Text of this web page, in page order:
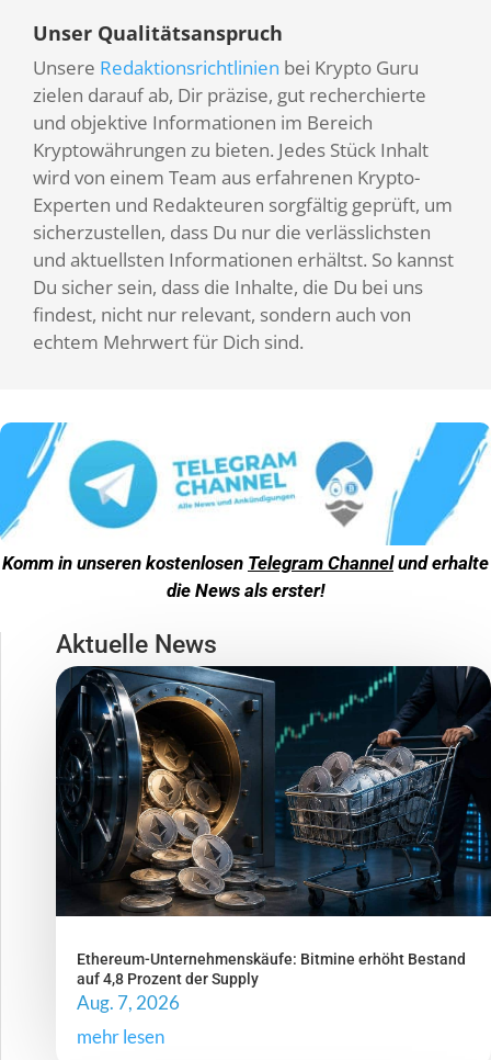
Unser Qualitätsanspruch
Unsere Redaktionsrichtlinien bei Krypto Guru
zielen darauf ab, Dir präzise, gut recherchierte
und objektive Informationen im Bereich
Kryptowährungen zu bieten. Jedes Stück Inhalt
wird von einem Team aus erfahrenen Krypto-
Experten und Redakteuren sorgfältig geprüft, um
sicherzustellen, dass Du nur die verlässlichsten
und aktuellsten Informationen erhältst. So kannst
Du sicher sein, dass die Inhalte, die Du bei uns
findest, nicht nur relevant, sondern auch von
echtem Mehrwert für Dich sind.
Komm in unseren kostenlosen Telegram Channelund erhalte
die News als erster!
Aktuelle News
Ethereum-Unternehmenskäufe: Bitmine erhöht Bestand
auf 4,8 Prozent der Supply
Aug. 7, 2026
mehr lesen